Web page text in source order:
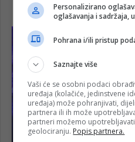
Personalizirano
oglašavanja i sadržaja,
Pohrana i/ili pristup
Saznajte više
Vaši će se osobni podaci
uređaja (kolačiće, jedinstvene
uređaja) može pohranjivati,
partnera ili ih može
partneri možemo
geolociranju. Popis partnera.